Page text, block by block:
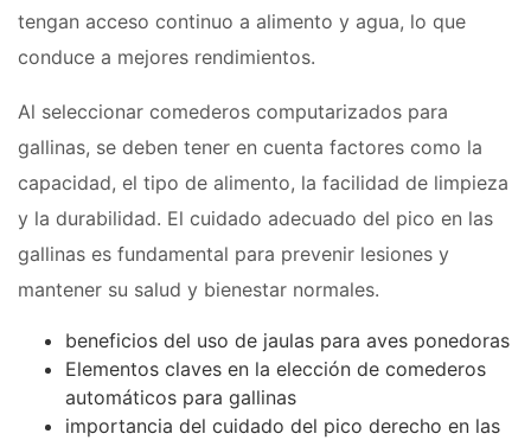
tengan acceso continuo a alimento y agua, lo que
conduce a mejores rendimientos.
Al seleccionar comederos computarizados para
gallinas, se deben tener en cuenta factores como la
capacidad, el tipo de alimento, la facilidad de limpieza
y la durabilidad. El cuidado adecuado del pico en las
gallinas es fundamental para prevenir lesiones y
mantener su salud y bienestar normales.
beneficios del uso de jaulas para aves ponedoras
Elementos claves en la elección de comederos
automáticos para gallinas
importancia del cuidado del pico derecho en las